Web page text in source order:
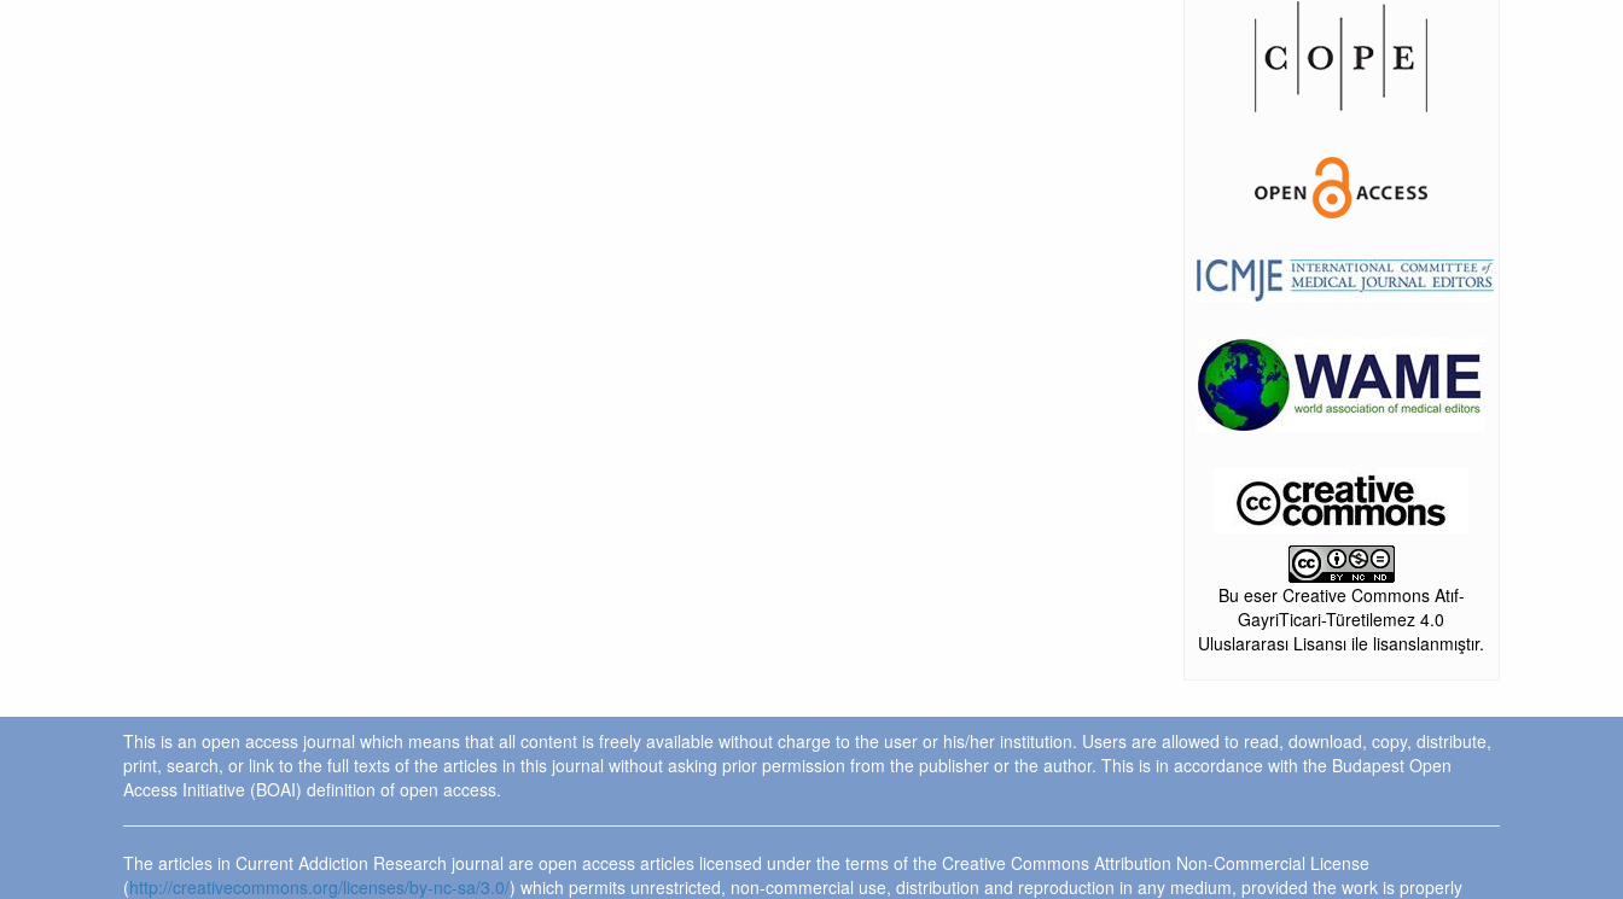
Bu eser Creative Commons Atıf-
GayriTicari-Türetilemez 4.0
Uluslararası Lisansı ile lisanslanmıştır.
This is an open access journal which means that all content is freely available without charge to the user or his/her institution. Users are allowed to read, download, copy, distribute,
print, search, or link to the full texts of the articles in this journal without asking prior permission from the publisher or the author. This is in accordance with the Budapest Open
Access Initiative (BOAI) definition of open access.
The articles in Current Addiction Research journal are open access articles licensed under the terms of the Creative Commons Attribution Non-Commercial License
(http://creativecommons.org/licenses/by-nc-sa/3.0/) which permits unrestricted, non-commercial use, distribution and reproduction in any medium, provided the work is properly